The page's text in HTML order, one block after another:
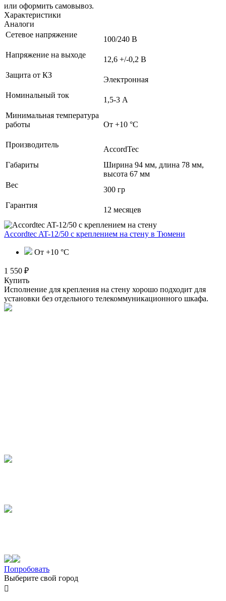
или оформить самовывоз.
Характеристики
Аналоги
Сетевое напряжение
100/240 В
Напряжение на выходе
12,6 +/-0,2 В
Защита от КЗ
Электронная
Номинальный ток
1,5-3 А
Минимальная температура
работы
От +10 °С
Производитель
AccordTec
Габариты
Ширина 94 мм, длина 78 мм,
высота 67 мм
Вес
300 гр
Гарантия
12 месяцев
Accordtec AT-12/50 с креплением на стену в Тюмени
От +10 °С
1 550 ₽
Купить
Исполнение для крепления на стену хорошо подходит для
установки без отдельного телекоммуникационного шкафа.
Попробовать
Выберите свой город
